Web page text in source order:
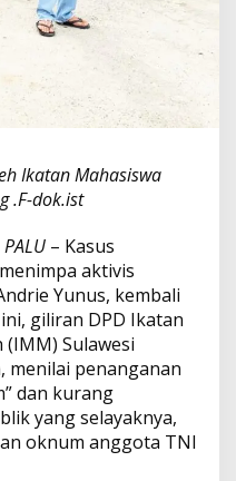
n
u
i
d
i
d
P
e
g
a
d
i
l
n
U
Ikatan Mahasiswa
.F-dok.ist
PALU – Kasus
aktivis
Yunus, kembali
giliran DPD Ikatan
Sulawesi
menilai penanganan
dan kurang
yang selayaknya,
oknum anggota TNI